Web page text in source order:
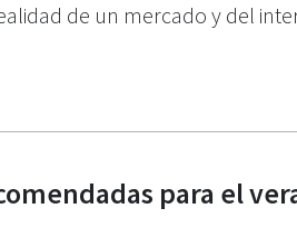
de un mercado y del
para el